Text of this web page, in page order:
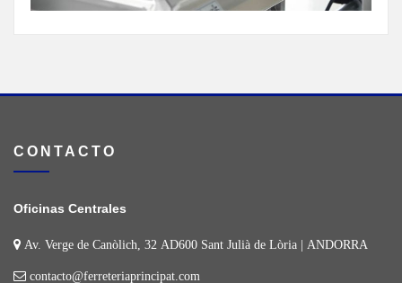
CONTACTO
Oficinas Centrales
Av. Verge de Canòlich, 32 AD600 Sant Julià de Lòria | ANDORRA
contacto@ferreteriaprincipat.com